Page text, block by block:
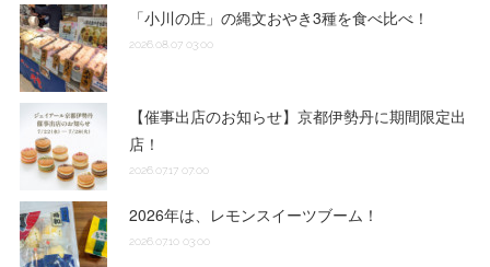
「小川の庄」の縄文おやき3種を食べ比べ！
2026.08.07 03:00
【催事出店のお知らせ】京都伊勢丹に期間限定出
店！
2026.07.17 07:00
2026年は、レモンスイーツブーム！
2026.07.10 03:00